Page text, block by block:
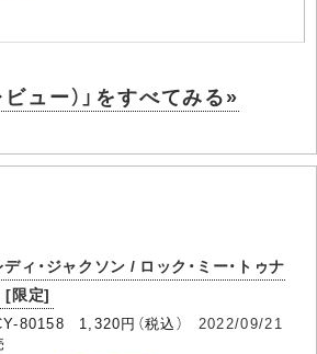
ビュー）」をすべてみる»
ィ・ジャクソン / ロック・ミー・トゥナ
[限定]
80158 1,320円（税込） 2022/09/21